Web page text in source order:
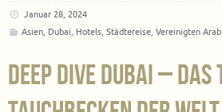
Januar 28, 2024
Asien, Dubai, Hotels, Städtereise, Vereinigten
Deep Dive Dubai –